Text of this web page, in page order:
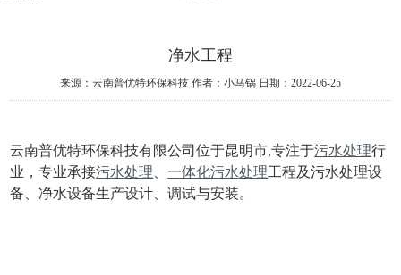
净水工程
来源：云南普优特环保科技 作者：小马锅 日期：2022-06-25
云南普优特环保科技有限公司位于昆明市,专注于污水处理行
业，专业承接污水处理 、一体化污水处理工程及污水处理设
备、净水设备生产设计、调试与安装。